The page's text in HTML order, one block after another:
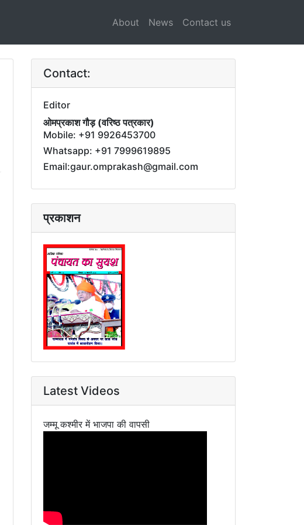
About News Contact us
Contact:
Editor
ओमप्रकाश गौड़ (वरिष्ठ पत्रकार)
Mobile: +91 9926453700
Whatsapp: +91 7999619895
Email:gaur.omprakash@gmail.com
प्रकाशन
Latest Videos
जम्मू कश्मीर में भाजपा की वापसी